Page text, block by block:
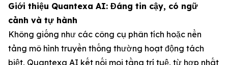
Giới thiệu Quantexa AI: Đáng tin cậy, có ngữ
cảnh và tự hành
Không giống như các công cụ phân tích hoặc nền
tảng mô hình truyền thống thường hoạt động tách
biệt, Quantexa AI kết nối mọi tầng trí tuệ, từ hợp nhất